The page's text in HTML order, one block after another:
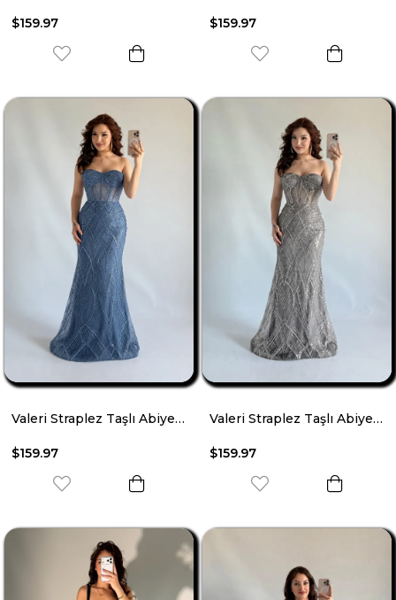
$159.97 $159.97
Valeri Straplez Taşlı Abiye İndigo
$159.97
Valeri Straplez Taşlı Abiye Gri
$159.97